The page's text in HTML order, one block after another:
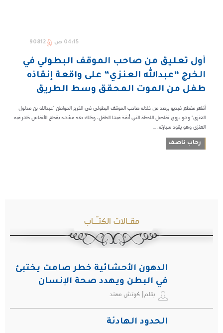
04:15 ص 90812
أول تعليق من صاحب الموقف البطولي في
الخرج “عبدالله العنزي” على واقعة إنقاذه
طفل من الموت المحقق وسط الطريق
أظهر مقطع فيديو يرصد من خلاله صاحب الموقف البطولي في الخرج المواطن "عبدالله بن مدلول
العنزي" وهو يروي تفاصيل اللحظة التي أنقذ فيها الطفل، وذلك بعد مشهد يقطع الأنفاس ظهر فيه
العنزي وهو يقود سيارته، ...
رحاب ناصف
مقـالات الكتـّـاب
الدهون الأحشائية خطر صامت يختبئ
في البطن ويهدد صحة الإنسان
بقلم| كوتش مهند
الحدود الهادئة